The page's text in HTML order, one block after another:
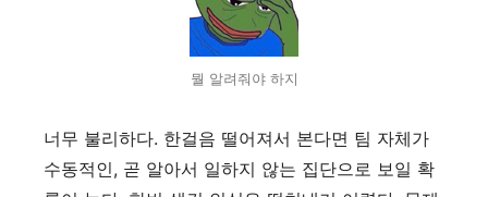
뭘 알려줘야 하지
너무 불리하다. 한걸음 떨어져서 본다면 팀 자체가
수동적인, 곧 알아서 일하지 않는 집단으로 보일 확